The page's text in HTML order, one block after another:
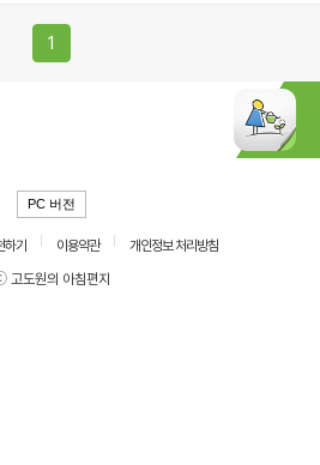
1
PC 버전
하기 이용약관
개인정보 처리방침
고도원의 아침편지